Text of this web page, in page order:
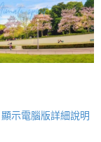
顯示電腦版詳細說明